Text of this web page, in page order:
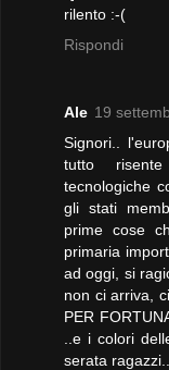
rilento :-(
Rispondi
Ale 19
Signori..
tutto
tecnologiche
gli stati
prime cose
primaria
ad oggi, si
non ci arriva,
PER
..e i colori
serata